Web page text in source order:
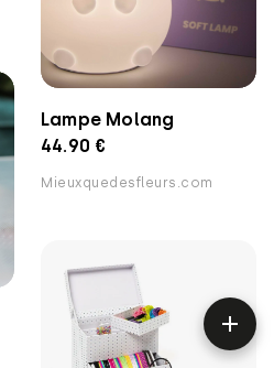
Lampe Molang
44.90 €
Mieuxquedesfleurs.com